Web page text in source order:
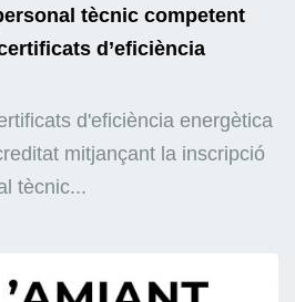
tècnic competent
d’eficiència
d'eficiència energètica
mitjançant la inscripció
tècnic...